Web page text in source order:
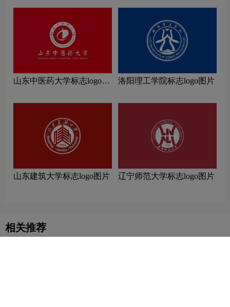
山东中医药大学标志logo图
洛阳理工学院标志logo图片
山东建筑大学标志logo图片 辽宁师范大学标志logo图片
相关推荐